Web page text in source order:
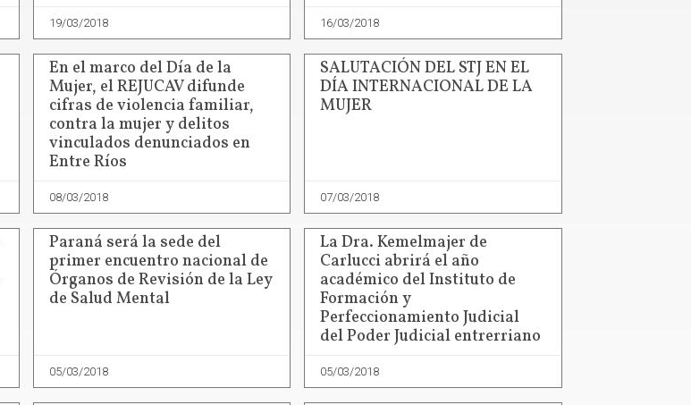
19/03/2018 16/03/2018
En el marco del Día de la
Mujer, el REJUCAV difunde
cifras de violencia familiar,
contra la mujer y delitos
vinculados denunciados en
Entre Ríos
08/03/2018
SALUTACIÓN DEL STJ EN EL
DÍA INTERNACIONAL DE LA
MUJER
07/03/2018
Paraná será la sede del
primer encuentro nacional de
Órganos de Revisión de la Ley
de Salud Mental
05/03/2018
La Dra. Kemelmajer de
Carlucci abrirá el año
académico del Instituto de
Formación y
Perfeccionamiento Judicial
del Poder Judicial entrerriano
05/03/2018